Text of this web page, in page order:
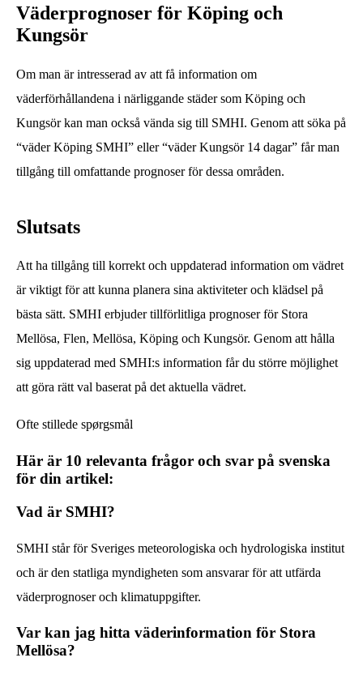
Väderprognoser för Köping och
Kungsör
Om man är intresserad av att få information om
väderförhållandena i närliggande städer som Köping och
Kungsör kan man också vända sig till SMHI. Genom att söka på
“väder Köping SMHI” eller “väder Kungsör 14 dagar” får man
tillgång till omfattande prognoser för dessa områden.
Slutsats
Att ha tillgång till korrekt och uppdaterad information om vädret
är viktigt för att kunna planera sina aktiviteter och klädsel på
bästa sätt. SMHI erbjuder tillförlitliga prognoser för Stora
Mellösa, Flen, Mellösa, Köping och Kungsör. Genom att hålla
sig uppdaterad med SMHI:s information får du större möjlighet
att göra rätt val baserat på det aktuella vädret.
Ofte stillede spørgsmål
Här är 10 relevanta frågor och svar på svenska
för din artikel:
Vad är SMHI?
SMHI står för Sveriges meteorologiska och hydrologiska institut
och är den statliga myndigheten som ansvarar för att utfärda
väderprognoser och klimatuppgifter.
Var kan jag hitta väderinformation för Stora
Mellösa?